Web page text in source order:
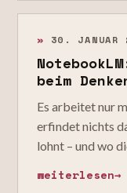
» 30.
beim
Es arbeitet nur
erfindet nichts
lohnt – und wo
weiterlesen→